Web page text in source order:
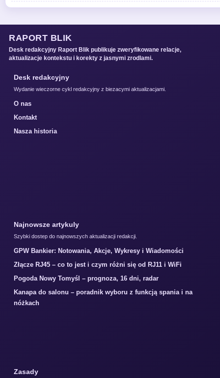
RAPORT BLIK
Desk redakcyjny Raport Blik publikuje zweryfikowane relacje,
aktualizacje kontekstu i korekty z jasnymi zrodlami.
Desk redakcyjny
Wydanie wieczorne cykl redakcyjny z biezacymi aktualizacjami.
O nas
Kontakt
Nasza historia
Najnowsze artykuly
Szybki dostep do najnowszych aktualizacji redakcji.
GPW Bankier: Notowania, Akcje, Wykresy i Wiadomości
Złącze RJ45 – co to jest i czym różni się od RJ11 i WiFi
Pogoda Nowy Tomyśl – prognoza, 16 dni, radar
Kanapa do salonu – poradnik wyboru z funkcją spania i na
nóżkach
Zasady